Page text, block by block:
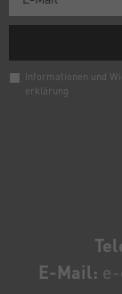
E-Mail:
Informationen und
erklärung